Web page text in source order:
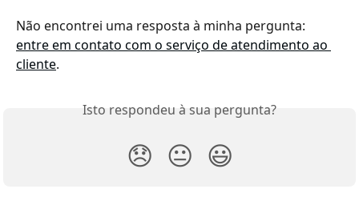
Não encontrei uma resposta à minha pergunta:
entre em contato com o serviço de atendimento ao
cliente.
Isto respondeu à sua pergunta?
😞 😐 😃